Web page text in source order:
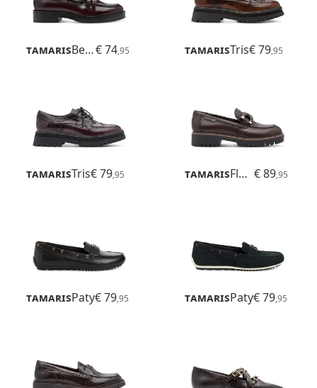
Tamaris Betina€ 74,95 TamarisTris€ 79,95
TamarisTris€ 79,95 Tamaris Flora € 89,95
TamarisPaty€ 79,95 TamarisPaty€ 79,95